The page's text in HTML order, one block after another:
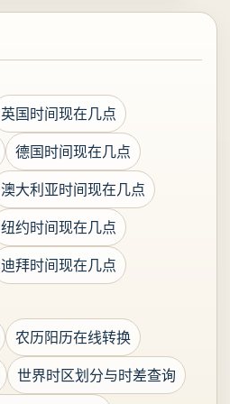
英国时间现在几点
德国时间现在几点
澳大利亚时间现在几点
纽约时间现在几点
迪拜时间现在几点
农历阳历在线转换
世界时区划分与时差查询